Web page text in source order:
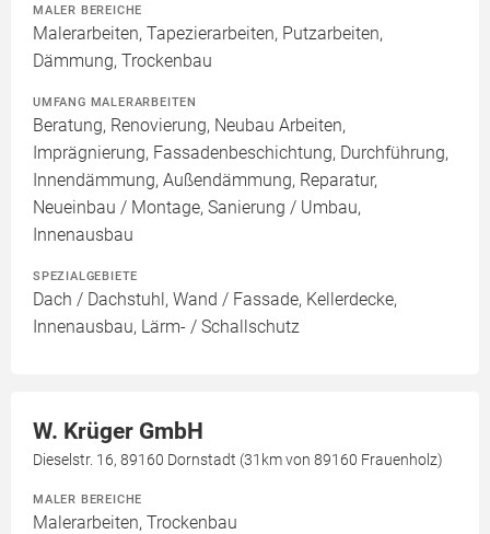
MALER BEREICHE
Malerarbeiten, Tapezierarbeiten, Putzarbeiten,
Dämmung, Trockenbau
UMFANG MALERARBEITEN
Beratung, Renovierung, Neubau Arbeiten,
Imprägnierung, Fassadenbeschichtung, Durchführung,
Innendämmung, Außendämmung, Reparatur,
Neueinbau / Montage, Sanierung / Umbau,
Innenausbau
SPEZIALGEBIETE
Dach / Dachstuhl, Wand / Fassade, Kellerdecke,
Innenausbau, Lärm- / Schallschutz
W. Krüger GmbH
Dieselstr. 16, 89160 Dornstadt (31km von 89160 Frauenholz)
MALER BEREICHE
Malerarbeiten, Trockenbau